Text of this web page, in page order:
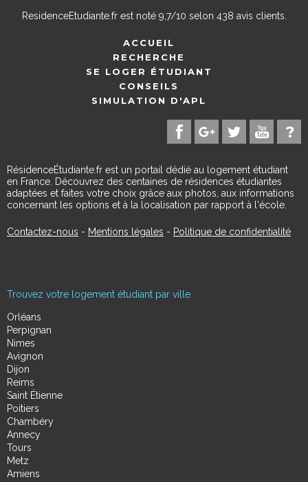
ResidenceEtudiante.frest noté 9,7/10 selon 438 avis clients.
ACCUEIL
RECHERCHE
SE LOGER ÉTUDIANT
CONSEILS
SIMULATION D'APL
RésidenceÉtudiante.fr est un portail dédié au logement étudiant
en France. Découvrez des centaines de résidences étudiantes
adaptées et faites votre choix grâce aux photos, aux informations
concernant les options et à la localisation par rapport à l'école.
Contactez-nous - Mentions légales - Politique de confidentialité
Trouvez votre logement étudiant par ville
Orléans
Perpignan
Nimes
Avignon
Dijon
Reims
Saint Étienne
Poitiers
Chambéry
Annecy
Tours
Metz
Amiens